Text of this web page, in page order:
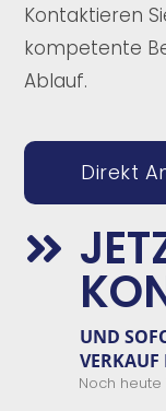
Kontaktieren
kompetente
Ablauf.
Direkt

UND
VERKAUF
Noch